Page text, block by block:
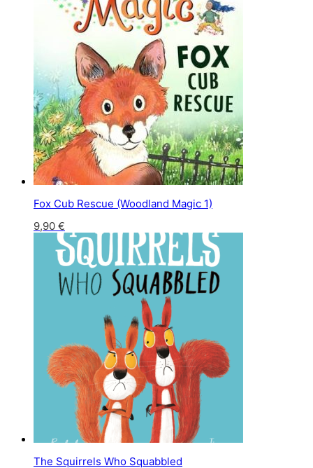
Fox Cub Rescue (Woodland Magic 1)
9,90 €
The Squirrels Who Squabbled